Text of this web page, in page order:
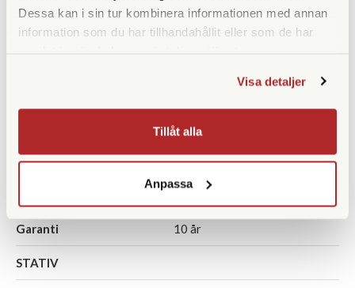
Dessa kan i sin tur kombinera informationen med annan
information som du har tillhandahållit eller som de har
Visa detaljer
Tillåt alla
Anpassa
TUBKIKARE
58
Vattentät
Garanti 10 år
STATIV